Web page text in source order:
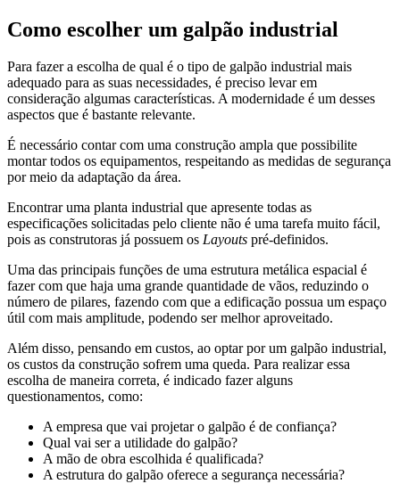
Como escolher um galpão industrial
Para fazer a escolha de qual é o tipo de galpão industrial mais
adequado para as suas necessidades, é preciso levar em
consideração algumas características. A modernidade é um desses
aspectos que é bastante relevante.
É necessário contar com uma construção ampla que possibilite
montar todos os equipamentos, respeitando as medidas de segurança
por meio da adaptação da área.
Encontrar uma planta industrial que apresente todas as
especificações solicitadas pelo cliente não é uma tarefa muito fácil,
pois as construtoras já possuem os Layouts pré-definidos.
Uma das principais funções de uma estrutura metálica espacial é
fazer com que haja uma grande quantidade de vãos, reduzindo o
número de pilares, fazendo com que a edificação possua um espaço
útil com mais amplitude, podendo ser melhor aproveitado.
Além disso, pensando em custos, ao optar por um galpão industrial,
os custos da construção sofrem uma queda. Para realizar essa
escolha de maneira correta, é indicado fazer alguns
questionamentos, como:
A empresa que vai projetar o galpão é de confiança?
Qual vai ser a utilidade do galpão?
A mão de obra escolhida é qualificada?
A estrutura do galpão oferece a segurança necessária?